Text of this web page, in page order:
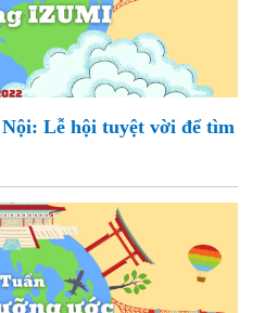
Lễ hội tuyệt vời để tìm